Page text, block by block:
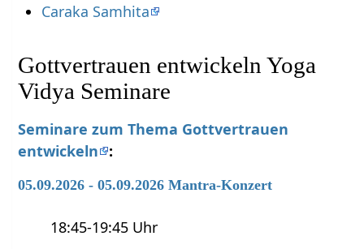
Caraka Samhita
Gottvertrauen entwickeln Yoga
Vidya Seminare
Seminare zum Thema Gottvertrauen
entwickeln
:
05.09.2026 - 05.09.2026 Mantra-Konzert
18:45-19:45 Uhr